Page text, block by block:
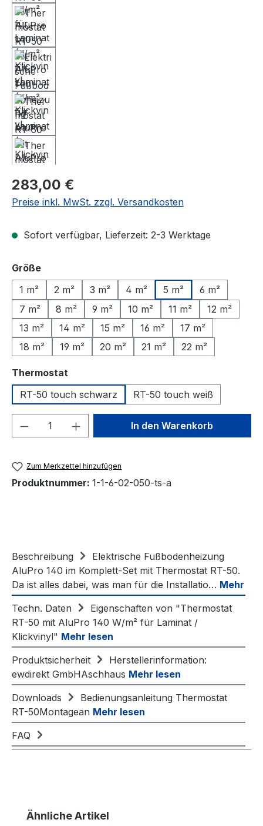
Regulärer Preis:
283,00 €
Preise inkl. MwSt. zzgl. Versandkosten
Sofort verfügbar, Lieferzeit: 2-3 Werktage
Größeauswählen
1 m²
2 m² 3 m² 4 m² 5 m²
6 m²
7 m²
8 m² 9 m² 10 m² 11 m²
12 m²
13 m²
14 m² 15 m² 16 m²
17 m²
18 m²
19 m² 20 m² 21 m² 22 m²
Thermostat
RT-50 touch schwarz
RT-50 touch weiß
Produkt Anzahl: Gib denIn den Warenkorb
Zum Merkzettel hinzufügen
Produktnummer: 1-1-6-02-050-ts-a
Beschreibung
Elektrische Fußbodenheizung
AluPro 140 im Komplett-Set mit Thermostat RT-50.
Da ist alles dabei, was man für die Installatio… Mehr
Techn. Daten
Eigenschaften von "Thermostat
RT-50 mit AluPro 140 W/m² für Laminat /
Klickvinyl" Mehr lesen
Produktsicherheit
Herstellerinformation:
ewdirekt GmbHAschhaus Mehr lesen
Downloads
Bedienungsanleitung Thermostat
RT-50Montagean Mehr lesen
FAQ
Produktgalerie überspringen
Ähnliche Artikel